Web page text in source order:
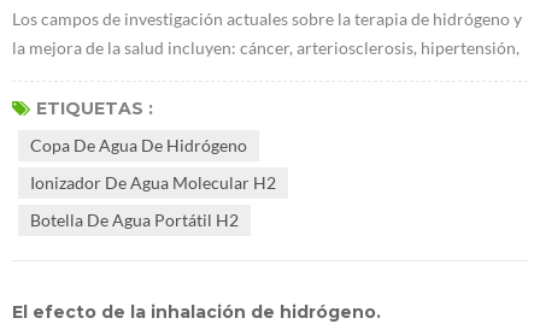
Los campos de investigación actuales sobre la terapia de hidrógeno y
la mejora de la salud incluyen: cáncer, arteriosclerosis, hipertensión,
hiperglucemia, hiperlipidemia, gota, enfermedad hepática y renal,
reumatoide, alergias, asma, Alzheimer, Parkinson, depresión, etc. más
ETIQUETAS :
Copa De Agua De Hidrógeno
Ionizador De Agua Molecular H2
Botella De Agua Portátil H2
El efecto de la inhalación de hidrógeno.